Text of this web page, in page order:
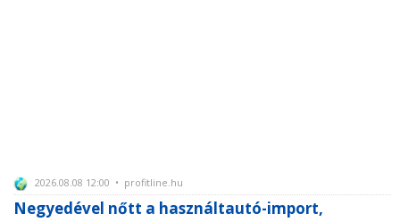
2026.08.08 12:00 • profitline.hu
Negyedével nőtt a használtautó-import,